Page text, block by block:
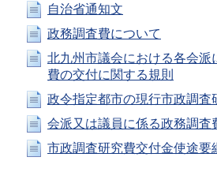
自治省通知文
政務調査費について
北九州市議会における各会派
費の交付に関する規則
政令指定都市の現行市政調査
会派又は議員に係る政務調査
市政調査研究費交付金使途要